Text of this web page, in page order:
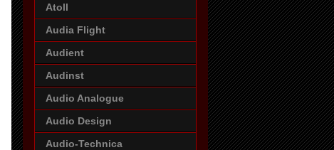
Atoll
Audia Flight
Audient
Audinst
Audio Analogue
Audio Design
Audio-Technica